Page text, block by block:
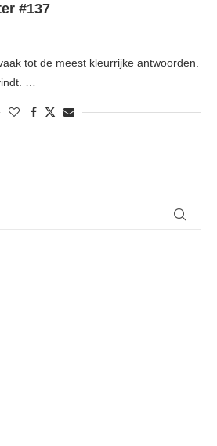
#137
tot de meest kleurrijke antwoorden.
…